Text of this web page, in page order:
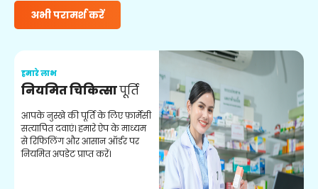
अभी परामर्श करें
हमारे लाभ
नियमित चिकित्सापूर्ति
आपके नुस्खे की पूर्ति के लिए फ़ार्मेसी
सत्यापित दवाएं। हमारे ऐप के माध्यम
से रिफिलिंग और आसान ऑर्डर पर
नियमित अपडेट प्राप्त करें।